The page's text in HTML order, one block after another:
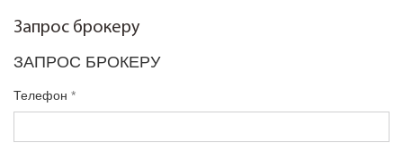
Запрос брокеру
ЗАПРОС БРОКЕРУ
Телефон *